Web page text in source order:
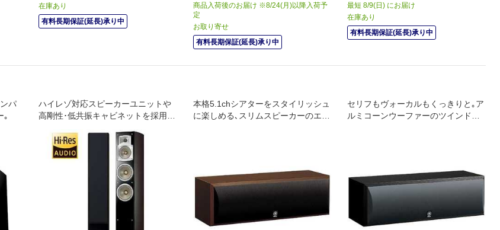
在庫あり
有料長期保証(延長)承り中
商品入荷後のお届け ※8/24(月)以降入荷予
定
お取り寄せ
有料長期保証(延長)承り中
最短 8/9(日) にお届け
在庫あり
有料長期保証(延長)承り中
パ
｡
ハイレゾ対応スピーカーユニットや
高剛性･低共振キャビネットを採用し
スピーカー
本格5.1chシアターをスタイリッシュ
に楽しめる､スリムスピーカーのエン
セリフもヴォーカルもくっきりと｡ア
ルミコーンウーファーのツインドラ